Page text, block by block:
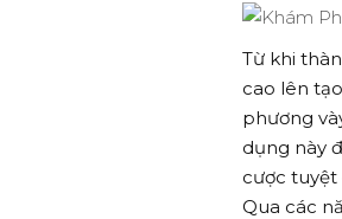
Từ khi
cao lên
phương
dụng này
cược tuyệt
Qua các